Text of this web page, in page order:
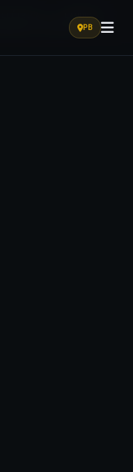
PB
LAUDOS E
ELÉTRICOS